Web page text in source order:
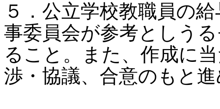
５．公立学校教職員の
事委員会が参考としう
ること。また、作成に
渉・協議、合意のもと